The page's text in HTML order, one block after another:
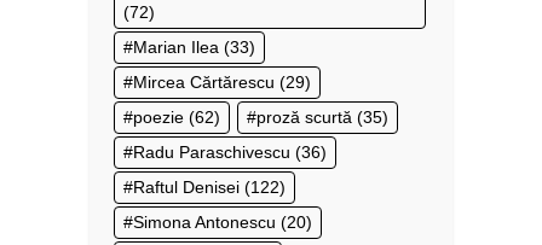
(72)
Marian Ilea (33)
Mircea Cărtărescu (29)
poezie (62) proză scurtă (35)
Radu Paraschivescu (36)
Raftul Denisei (122)
Simona Antonescu (20)